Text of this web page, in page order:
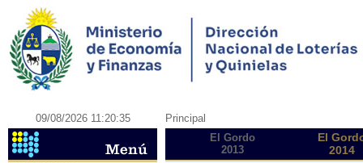
09/08/2026 11:20:35 Principal
El Gordo
2013
El
2014